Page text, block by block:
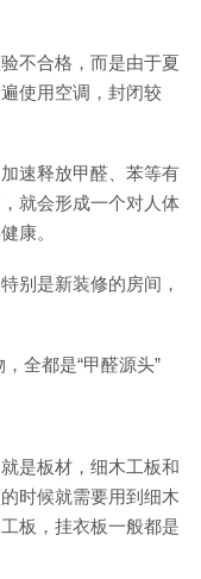
不合格，而是由于夏
使用空调，封闭较
速释放甲醛、苯等有
就会形成一个对人体
康。
别是新装修的房间，
全都是“甲醛源头”
是板材，细木工板和
时候就需要用到细木
板，挂衣板一般都是